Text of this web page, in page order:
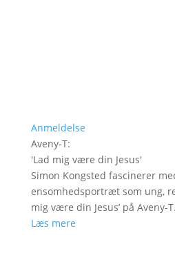
Anmeldelse
Aveny-T:
'Lad mig være din Jesus'
Simon Kongsted fascinerer
ensomhedsportræt som ung,
mig være din Jesus’ på Aveny-T.
Læs mere